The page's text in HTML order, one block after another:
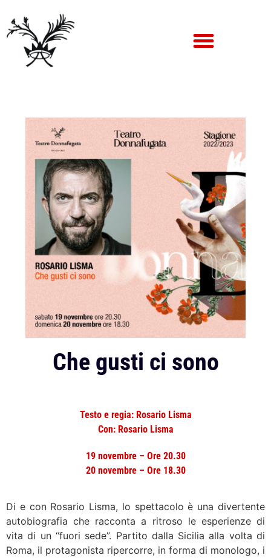
Che gusti ci sono
Testo e regia: Rosario Lisma
Con: Rosario Lisma
19 novembre – Ore 20.30
20 novembre – Ore 18.30
Di e con Rosario Lisma, lo spettacolo è una divertente
autobiografia che racconta a ritroso le esperienze di
vita di un “fuori sede”. Partito dalla Sicilia alla volta di
Roma, il protagonista ripercorre, in forma di monologo, i